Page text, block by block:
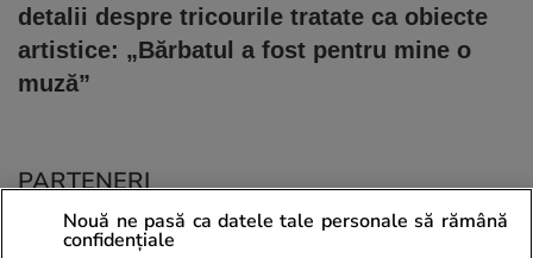
detalii despre tricourile tratate ca obiecte
artistice: „Bărbatul a fost pentru mine o
muză”
PARTENERI
Nouă ne pasă ca datele tale personale să rămână
confidențiale